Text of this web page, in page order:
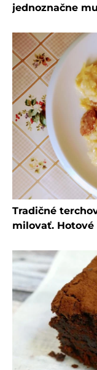
jednoznačne
Tradičné
milovať.